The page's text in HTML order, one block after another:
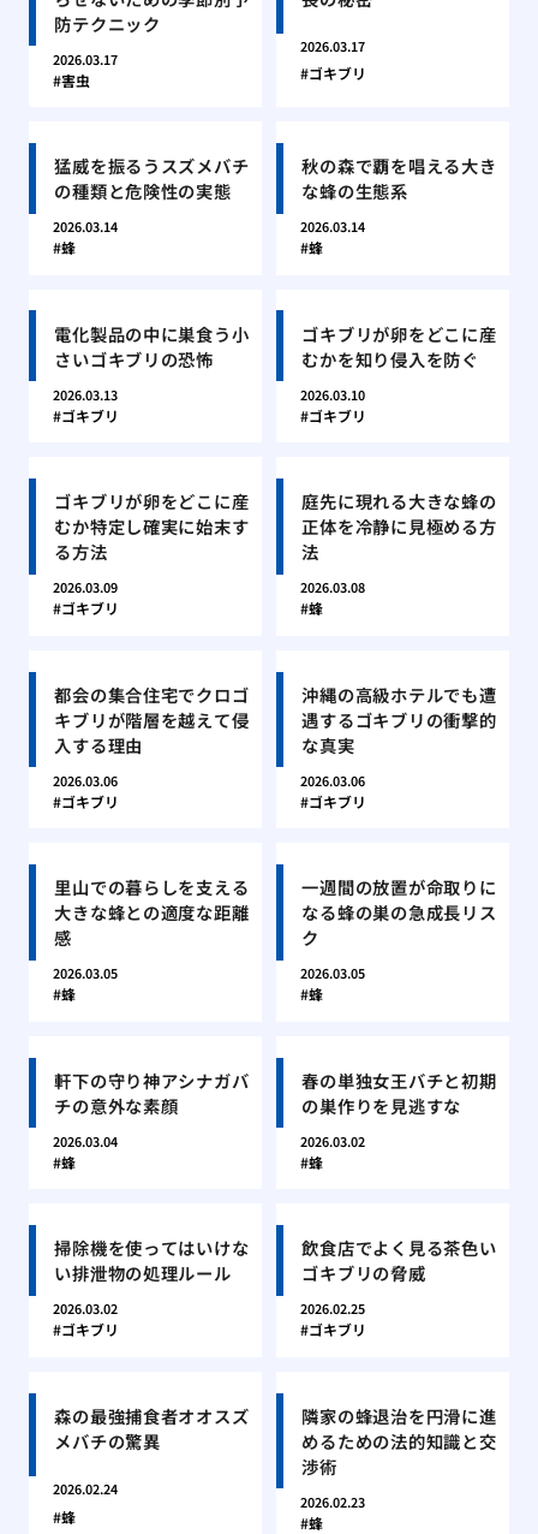
防テクニック
2026.03.17
害虫
2026.03.17
ゴキブリ
猛威を振るうスズメバチ
の種類と危険性の実態
2026.03.14
蜂
秋の森で覇を唱える大き
な蜂の生態系
2026.03.14
蜂
電化製品の中に巣食う小
さいゴキブリの恐怖
2026.03.13
ゴキブリ
ゴキブリが卵をどこに産
むかを知り侵入を防ぐ
2026.03.10
ゴキブリ
ゴキブリが卵をどこに産
むか特定し確実に始末す
る方法
2026.03.09
ゴキブリ
庭先に現れる大きな蜂の
正体を冷静に見極める方
法
2026.03.08
蜂
都会の集合住宅でクロゴ
キブリが階層を越えて侵
入する理由
2026.03.06
ゴキブリ
沖縄の高級ホテルでも遭
遇するゴキブリの衝撃的
な真実
2026.03.06
ゴキブリ
里山での暮らしを支える
大きな蜂との適度な距離
感
2026.03.05
蜂
一週間の放置が命取りに
なる蜂の巣の急成長リス
ク
2026.03.05
蜂
軒下の守り神アシナガバ
チの意外な素顔
2026.03.04
蜂
春の単独女王バチと初期
の巣作りを見逃すな
2026.03.02
蜂
掃除機を使ってはいけな
い排泄物の処理ルール
2026.03.02
ゴキブリ
飲食店でよく見る茶色い
ゴキブリの脅威
2026.02.25
ゴキブリ
森の最強捕食者オオスズ
メバチの驚異
2026.02.24
蜂
隣家の蜂退治を円滑に進
めるための法的知識と交
渉術
2026.02.23
蜂